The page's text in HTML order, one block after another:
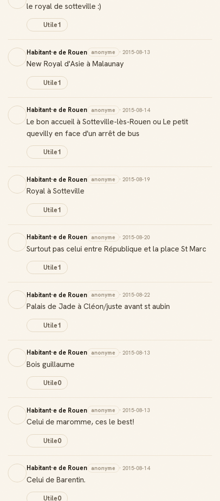
le royal de sotteville :)
Utile1
Habitant·e de Rouen anonyme · 2015-08-13
New Royal d'Asie à Malaunay
Utile1
Habitant·e de Rouen anonyme · 2015-08-14
Le bon accueil à Sotteville-lès-Rouen ou Le petit
quevilly en face d'un arrêt de bus
Utile1
Habitant·e de Rouen anonyme · 2015-08-19
Royal à Sotteville
Utile1
Habitant·e de Rouen anonyme · 2015-08-20
Surtout pas celui entre République et la place St Marc
Utile1
Habitant·e de Rouen anonyme · 2015-08-22
Palais de Jade à Cléon/juste avant st aubin
Utile1
Habitant·e de Rouen anonyme · 2015-08-13
Bois guillaume
Utile0
Habitant·e de Rouen anonyme · 2015-08-13
Celui de maromme, ces le best!
Utile0
Habitant·e de Rouen anonyme · 2015-08-14
Celui de Barentin.
Utile0